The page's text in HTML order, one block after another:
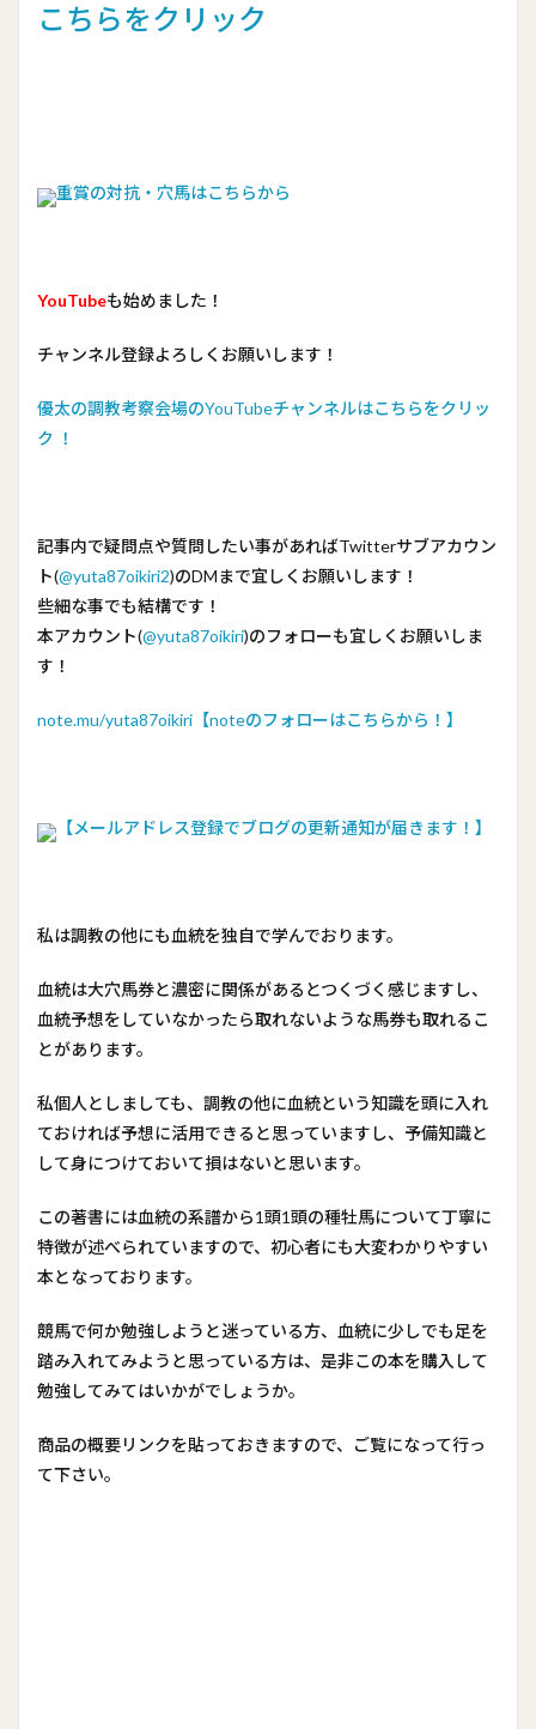
こちらをクリック
重賞の対抗・穴馬はこちらから
YouTubeも始めました！
チャンネル登録よろしくお願いします！
優太の調教考察会場のYouTubeチャンネルはこちらをクリッ
ク ！
記事内で疑問点や質問したい事があればTwitterサブアカウン
ト(@yuta87oikiri2)のDMまで宜しくお願いします！
些細な事でも結構です！
本アカウント(@yuta87oikiri)のフォローも宜しくお願いしま
す！
note.mu/yuta87oikiri【noteのフォローはこちらから！】
【メールアドレス登録でブログの更新通知が届きます！】
私は調教の他にも血統を独自で学んでおります。
血統は大穴馬券と濃密に関係があるとつくづく感じますし、
血統予想をしていなかったら取れないような馬券も取れるこ
とがあります。
私個人としましても、調教の他に血統という知識を頭に入れ
ておければ予想に活用できると思っていますし、予備知識と
して身につけておいて損はないと思います。
この著書には血統の系譜から1頭1頭の種牡馬について丁寧に
特徴が述べられていますので、初心者にも大変わかりやすい
本となっております。
競馬で何か勉強しようと迷っている方、血統に少しでも足を
踏み入れてみようと思っている方は、是非この本を購入して
勉強してみてはいかがでしょうか。
商品の概要リンクを貼っておきますので、ご覧になって行っ
て下さい。